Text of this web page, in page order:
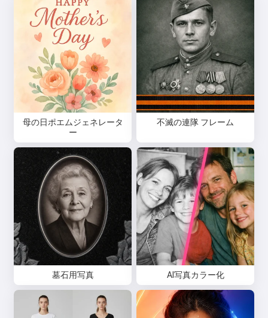
母の日ポエムジェネレータ
ー
不滅の連隊 フレーム
墓石用写真 AI写真カラー化